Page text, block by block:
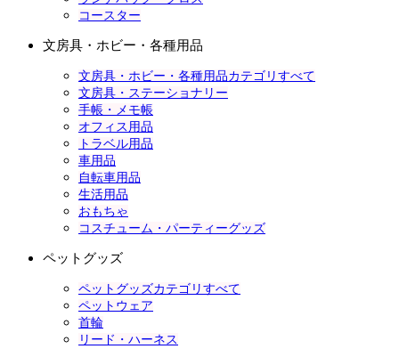
コースター
文房具・ホビー・各種用品
文房具・ホビー・各種用品カテゴリすべて
文房具・ステーショナリー
手帳・メモ帳
オフィス用品
トラベル用品
車用品
自転車用品
生活用品
おもちゃ
コスチューム・パーティーグッズ
ペットグッズ
ペットグッズカテゴリすべて
ペットウェア
首輪
リード・ハーネス